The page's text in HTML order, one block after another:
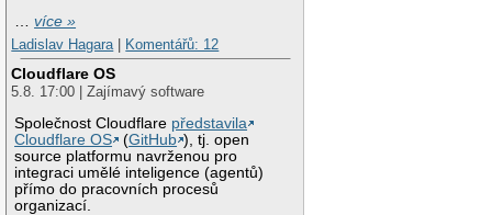
…více »
Ladislav Hagara| Komentářů: 12
Cloudflare OS
5.8. 17:00 | Zajímavý software
Společnost Cloudflare představila
Cloudflare OS
(GitHub ), tj. open
source platformu navrženou pro
integraci umělé inteligence (agentů)
přímo do pracovních procesů
organizací.